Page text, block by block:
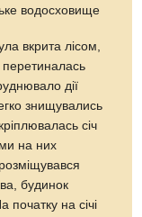
водосховище
вкрита лісом,
дії
знищувались
січ
на них
будинок
початку на січі